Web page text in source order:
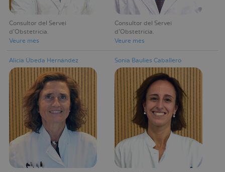
Consultor del Servei
d'Obstetrícia
Veure mès
Consultor del Servei
d'Obstetrícia
Veure mès
Alicia Úbeda Hernández Sonia Baulies Caballero